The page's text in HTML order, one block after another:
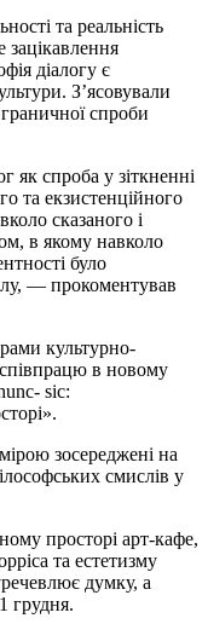
та реальність
діалогу є
З’ясовували
спроби
як спроба у зіткненні
та екзистенційного
сказаного і
в якому навколо
було
— прокоментував
культурно-
в новому
sic:
зосереджені на
смислів у
просторі арт-кафе,
та естетизму
думку, а
грудня.